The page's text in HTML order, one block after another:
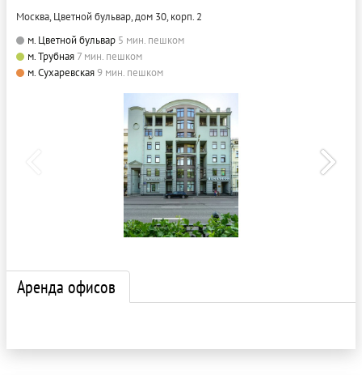
Москва, Цветной бульвар, дом 30, корп. 2
м. Цветной бульвар 5 мин. пешком
м. Трубная 7 мин. пешком
м. Сухаревская9 мин. пешком
Аренда офисов